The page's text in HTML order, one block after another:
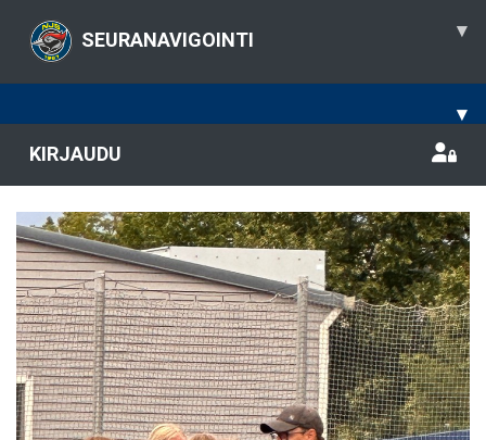
SEURANAVIGOINTI ▾
▾
KIRJAUDU